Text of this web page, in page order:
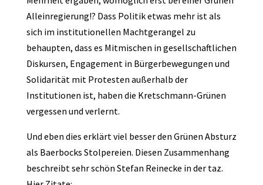
Alleinregierung!? Dass Politik etwas mehr ist als
sich im institutionellen Machtgerangel zu
behaupten, dass es Mitmischen in gesellschaftlichen
Diskursen, Engagement in Bürgerbewegungen und
Solidarität mit Protesten außerhalb der
Institutionen ist, haben die Kretschmann-Grünen
vergessen und verlernt.
Und eben dies erklärt viel besser den Grünen Absturz
als Baerbocks Stolpereien. Diesen Zusammenhang
beschreibt sehr schön Stefan Reinecke in der taz.